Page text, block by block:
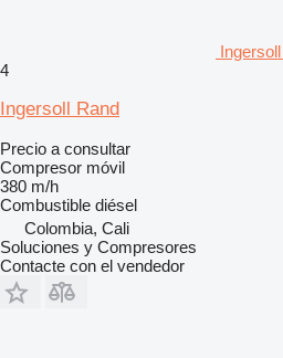
4
Ingersoll Rand
Precio a consultar
Compresor móvil
380 m/h
Combustible diésel
Colombia, Cali
Soluciones y Compresores
Contacte con el vendedor